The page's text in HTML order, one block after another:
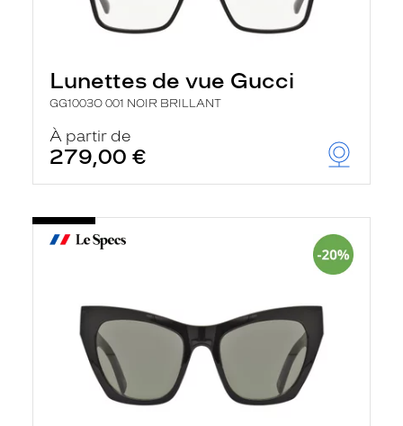
Lunettes de vue Gucci
GG1003O 001 NOIR BRILLANT
À partir de
279,00 €